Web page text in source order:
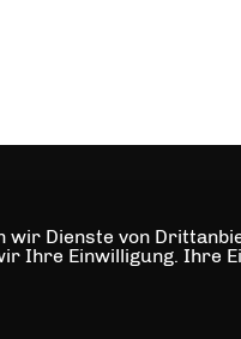
wir Dienste von
Ihre Einwilligung. Ihre